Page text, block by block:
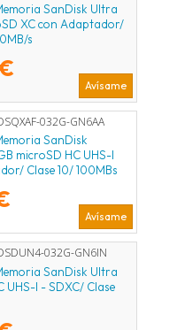
SanDisk Ultra
XC con Adaptador/
s
Avísame
032G-GN6AA
SanDisk
microSD HC UHS-I
Clase 10/ 100MBs
Avísame
032G-GN6IN
SanDisk Ultra
UHS-I - SDXC/ Clase